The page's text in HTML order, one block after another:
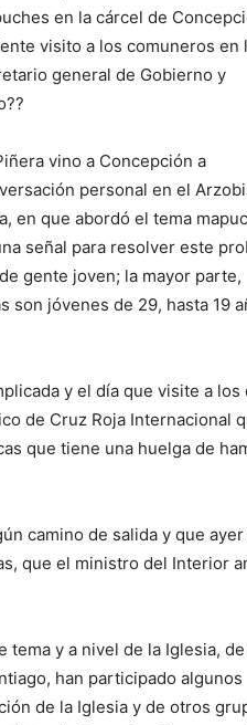
en la cárcel de
visito a los comuneros en
general de Gobierno y
vino a Concepción a
personal en el
en que abordó el tema
señal para resolver este
gente joven; la mayor parte,
son jóvenes de 29, hasta 19
y el día que visite a los
de Cruz Roja Internacional
que tiene una huelga de
camino de salida y que
que el ministro del Interior
y a nivel de la Iglesia,
han participado algunos
de la Iglesia y de otros